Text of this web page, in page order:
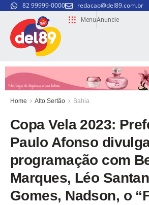
82 99999-0000 redacao@del89.com.br
MenuAnuncie
Home Alto Sertão Bahia
Copa Vela 2023:
Paulo Afonso
programação com
Marques, Léo
Gomes, Nadson, o